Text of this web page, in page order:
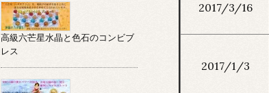
2017/3/16
2017/1/3
高級六芒星水晶と色石のコンビブ
レス